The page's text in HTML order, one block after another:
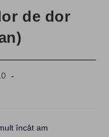
de dor
încât am